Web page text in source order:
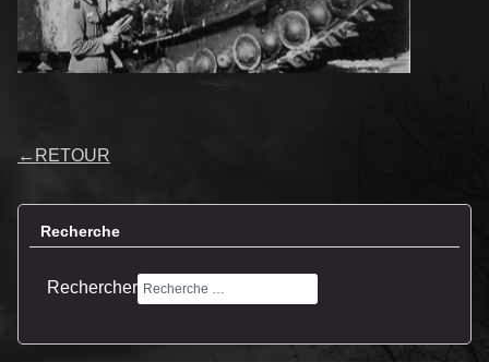
← RETOUR
Recherche
Rechercher